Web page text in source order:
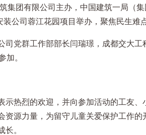
团有限公司主办，中国建筑一局（
公司蓉江花园项目举办，聚焦民生难
党群工作部部长闫瑞璟，成都交大
加。
热烈的欢迎，并向参加活动的工友
源力量，为留守儿童关爱保护工作
。